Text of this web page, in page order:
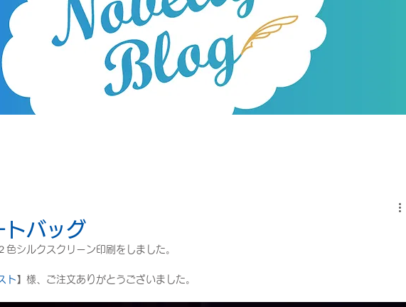
トバッグ
色シルクスクリーン印刷をしました。
ト 】様、ご注文ありがとうございました。